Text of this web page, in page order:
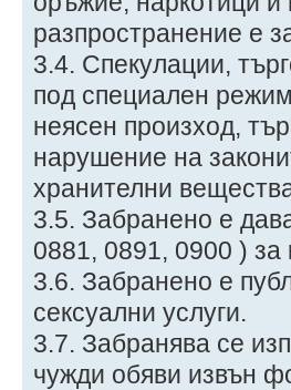
разпространение е
3.4. Спекулации,
под специален
неясен произход,
нарушение на
хранителни
3.5. Забранено е
0881, 0891, 0900 ) за
3.6. Забранено е
сексуални услуги.
3.7. Забранява се
чужди обяви извън